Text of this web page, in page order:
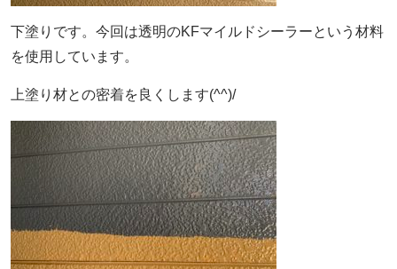
下塗りです。今回は透明のKFマイルドシーラーという材料
を使用しています。
上塗り材との密着を良くします(^^)/